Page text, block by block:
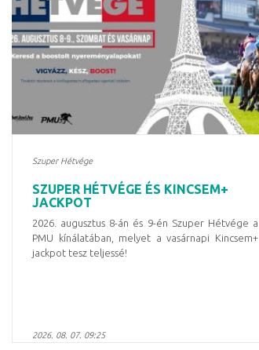
Szuper Hétvége
SZUPER HÉTVÉGE ÉS KINCSEM+
JACKPOT
2026. augusztus 8-án és 9-én Szuper Hétvége a
PMU kínálatában, melyet a vasárnapi Kincsem+
jackpot tesz teljessé!
2026. 08. 07. 09:25